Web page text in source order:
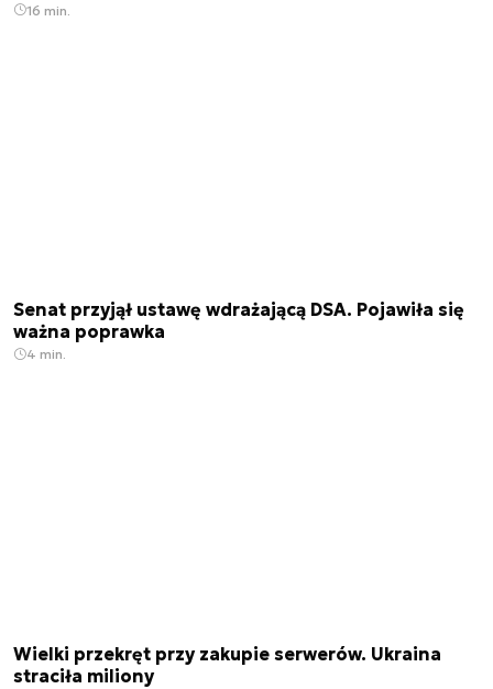
16 min.
Senat przyjął ustawę wdrażającą DSA. Pojawiła się
ważna poprawka
4 min.
Wielki przekręt przy zakupie serwerów. Ukraina
straciła miliony